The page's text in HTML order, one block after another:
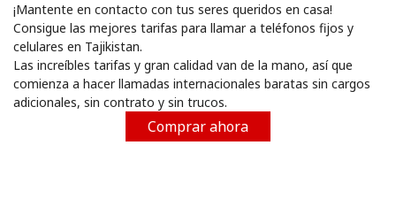
Regístrate con
o
¡Mantente en contacto con tus seres queridos en casa!
Consigue las mejores tarifas para llamar a teléfonos fijos y
celulares en Tajikistan.
Las increíbles tarifas y gran calidad van de la mano, así que
comienza a hacer llamadas internacionales baratas sin cargos
adicionales, sin contrato y sin trucos.
Comprar ahora